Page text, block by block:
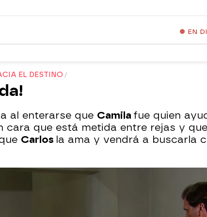
EN
EL DESTINO
al enterarse que Camila fue quien
cara que está metida entre rejas y que
Carlos la ama y vendrá a buscarla